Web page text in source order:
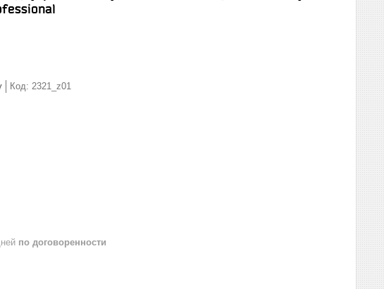
Код: 2321_z01
по договоренности